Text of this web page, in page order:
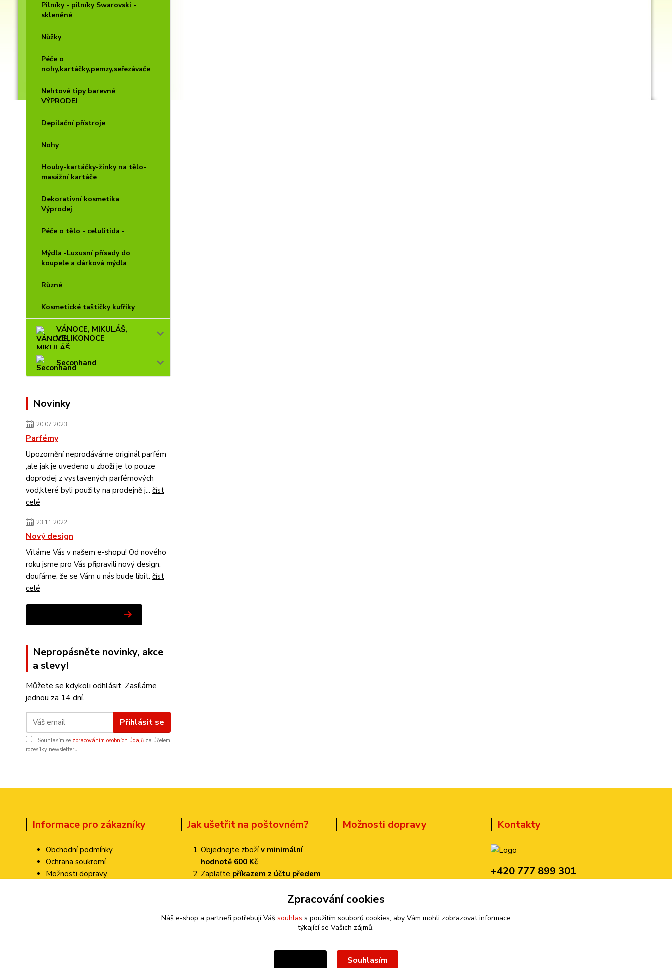
Pilníky - pilníky Swarovski -
skleněné
Nůžky
Péče o
nohy,kartáčky,pemzy,seřezávače
Nehtové tipy barevné
VÝPRODEJ
Depilační přístroje
Nohy
Houby-kartáčky-žinky na tělo-
masážní kartáče
Dekorativní kosmetika
Výprodej
Péče o tělo - celulitida -
Mýdla -Luxusní přísady do
koupele a dárková mýdla
Různé
Kosmetické taštičky kufříky
VÁNOCE, MIKULÁŠ,
VELIKONOCE
Seconhand
Novinky
20.07.2023
Parfémy
Upozornění neprodáváme originál parfém
,ale jak je uvedeno u zboží je to pouze
doprodej z vystavených parfémových
vod,které byli použity na prodejně j... číst
celé
23.11.2022
Nový design
Vítáme Vás v našem e-shopu! Od nového
roku jsme pro Vás připravili nový design,
doufáme, že se Vám u nás bude líbit. číst
celé
Nepropásněte novinky, akce
a slevy!
Můžete se kdykoli odhlásit. Zasíláme
jednou za 14 dní.
Přihlásit se
Souhlasím se zpracováním osobních údajů za účelem
rozesílky newsletteru.
Informace pro zákazníky
Obchodní podmínky
Ochrana soukromí
Možnosti dopravy
Jak ušetřit na poštovném?
Objednejte zbožív minimální
hodnotě 600 Kč
Zaplaťte příkazem z účtu předem
pouze 70 Kč!
Možnosti dopravy Kontakty
+420 777 899 301
Zpracování cookies
Náš e-shop a partneři potřebují Váš souhlas s použitím souborů cookies, aby Vám mohli zobrazovat informace
týkající se Vašich zájmů.
Souhlasím